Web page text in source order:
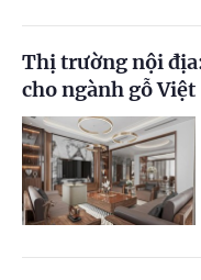
Thị trường nội
cho ngành gỗ Việt